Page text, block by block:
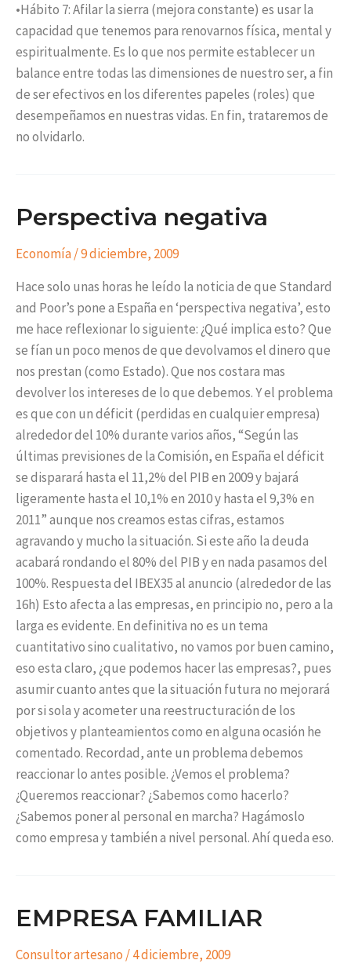
•Hábito 7: Afilar la sierra (mejora constante) es usar la
capacidad que tenemos para renovarnos física, mental y
espiritualmente. Es lo que nos permite establecer un
balance entre todas las dimensiones de nuestro ser, a fin
de ser efectivos en los diferentes papeles (roles) que
desempeñamos en nuestras vidas. En fin, trataremos de
no olvidarlo.
Perspectiva negativa
Economía/9 diciembre, 2009
Hace solo unas horas he leído la noticia de que Standard
and Poor’s pone a España en ‘perspectiva negativa’, esto
me hace reflexionar lo siguiente: ¿Qué implica esto? Que
se fían un poco menos de que devolvamos el dinero que
nos prestan (como Estado). Que nos costara mas
devolver los intereses de lo que debemos. Y el problema
es que con un déficit (perdidas en cualquier empresa)
alrededor del 10% durante varios años, “Según las
últimas previsiones de la Comisión, en España el déficit
se disparará hasta el 11,2% del PIB en 2009 y bajará
ligeramente hasta el 10,1% en 2010 y hasta el 9,3% en
2011” aunque nos creamos estas cifras, estamos
agravando y mucho la situación. Si este año la deuda
acabará rondando el 80% del PIB y en nada pasamos del
100%. Respuesta del IBEX35 al anuncio (alrededor de las
16h) Esto afecta a las empresas, en principio no, pero a la
larga es evidente. En definitiva no es un tema
cuantitativo sino cualitativo, no vamos por buen camino,
eso esta claro, ¿que podemos hacer las empresas?, pues
asumir cuanto antes que la situación futura no mejorará
por si sola y acometer una reestructuración de los
objetivos y planteamientos como en alguna ocasión he
comentado. Recordad, ante un problema debemos
reaccionar lo antes posible. ¿Vemos el problema?
¿Queremos reaccionar? ¿Sabemos como hacerlo?
¿Sabemos poner al personal en marcha? Hagámoslo
como empresa y también a nivel personal. Ahí queda eso.
EMPRESA FAMILIAR
Consultor artesano /4 diciembre, 2009